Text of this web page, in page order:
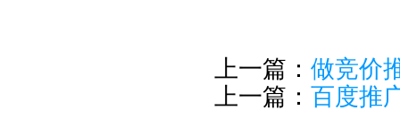
上一篇： 做竞价
上一篇： 百度推